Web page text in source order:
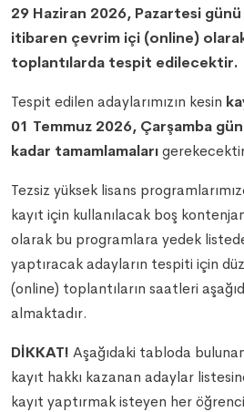
29 Haziran 2026, Pazartesi günü
itibaren çevrim içi (online)
toplantılarda tespit edilecektir.
Tespit edilen adaylarımızın kesin
01 Temmuz 2026, Çarşamba
kadar tamamlamaları
Tezsiz yüksek lisans
kayıt için kullanılacak boş kontenjan
olarak bu programlara yedek
yaptıracak adayların tespiti için
(online) toplantıların saatleri
almaktadır.
DİKKAT! Aşağıdaki tabloda
kayıt hakkı kazanan adaylar
kayıt yaptırmak isteyen her öğrenci